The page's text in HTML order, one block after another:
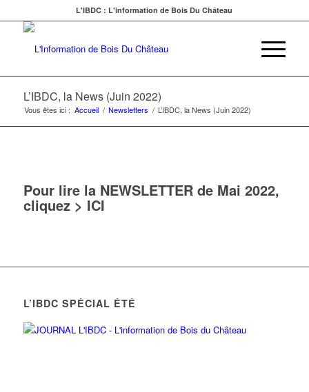
L'IBDC : L'information de Bois Du Château
L’IBDC, la News (Juin 2022)
Vous êtes ici : Accueil / Newsletters / L’IBDC, la News (Juin 2022)
Pour lire la NEWSLETTER de Mai 2022,
cliquez > ICI
L’IBDC SPÉCIAL ÉTÉ